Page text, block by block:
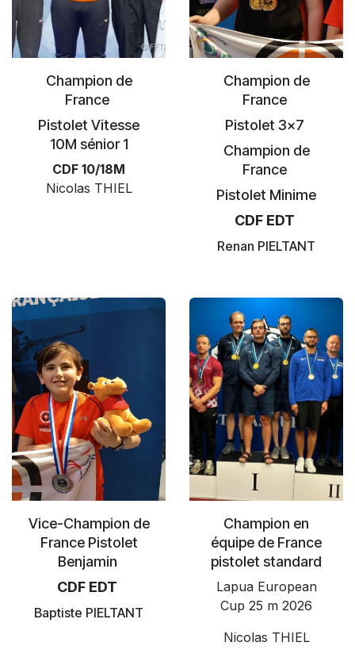
Champion de
France
Pistolet Vitesse
10M sénior 1
CDF 10/18M
Nicolas THIEL
Champion de
France
Pistolet 3x7
Champion de
France
Pistolet Minime
CDF EDT
Renan PIELTANT
Vice-Champion de
France Pistolet
Benjamin
CDF EDT
Baptiste PIELTANT
Champion en
équipe de France
pistolet standard
Lapua European
Cup 25 m 2026
Nicolas THIEL